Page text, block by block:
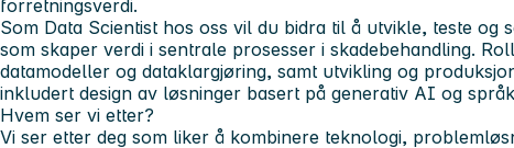
forretningsverdi.
Som Data Scientist hos oss vil du bidra til å utvikle, teste
som skaper verdi i sentrale prosesser i skadebehandling.
datamodeller og dataklargjøring, samt utvikling og
inkludert design av løsninger basert på generativ AI og
Hvem ser vi etter?
Vi ser etter deg som liker å kombinere teknologi,